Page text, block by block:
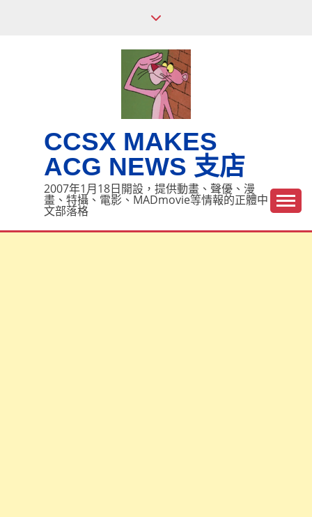
CCSX MAKES
ACG NEWS 支店
2007年1月18日開設，提供動畫、聲優、漫
畫、特攝、電影、MADmovie等情報的正體中
文部落格